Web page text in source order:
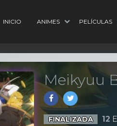
INICIO ANIMES PELÍCULAS
Meikyuu
FINALIZADA 12